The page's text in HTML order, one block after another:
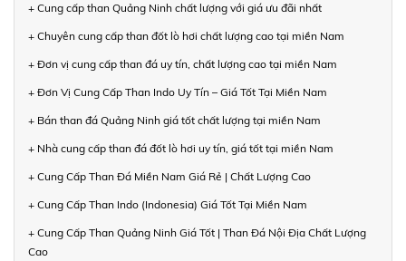
+ Cung cấp than Quảng Ninh chất lượng với giá ưu đãi nhất
+ Chuyên cung cấp than đốt lò hơi chất lượng cao tại miền Nam
+ Đơn vị cung cấp than đá uy tín, chất lượng cao tại miền Nam
+ Đơn Vị Cung Cấp Than Indo Uy Tín – Giá Tốt Tại Miền Nam
+ Bán than đá Quảng Ninh giá tốt chất lượng tại miền Nam
+ Nhà cung cấp than đá đốt lò hơi uy tín, giá tốt tại miền Nam
+ Cung Cấp Than Đá Miền Nam Giá Rẻ | Chất Lượng Cao
+ Cung Cấp Than Indo (Indonesia) Giá Tốt Tại Miền Nam
+ Cung Cấp Than Quảng Ninh Giá Tốt | Than Đá Nội Địa Chất Lượng
Cao